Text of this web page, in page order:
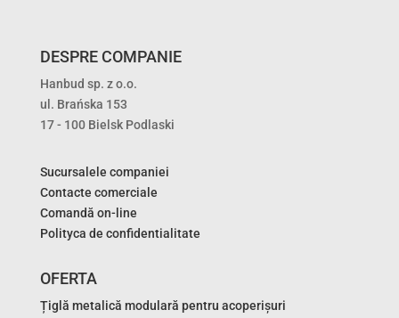
DESPRE COMPANIE
Hanbud sp. z o.o.
ul. Brańska 153
17 - 100 Bielsk Podlaski
Sucursalele companiei
Contacte comerciale
Comandă on-line
Polityca de confidentialitate
OFERTA
Țiglă metalică modulară pentru acoperișuri